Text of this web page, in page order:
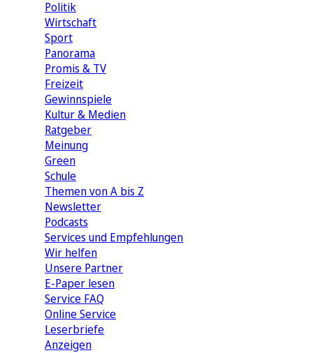
Politik
Wirtschaft
Sport
Panorama
Promis & TV
Freizeit
Gewinnspiele
Kultur & Medien
Ratgeber
Meinung
Green
Schule
Themen von A bis Z
Newsletter
Podcasts
Services und Empfehlungen
Wir helfen
Unsere Partner
E-Paper lesen
Service FAQ
Online Service
Leserbriefe
Anzeigen